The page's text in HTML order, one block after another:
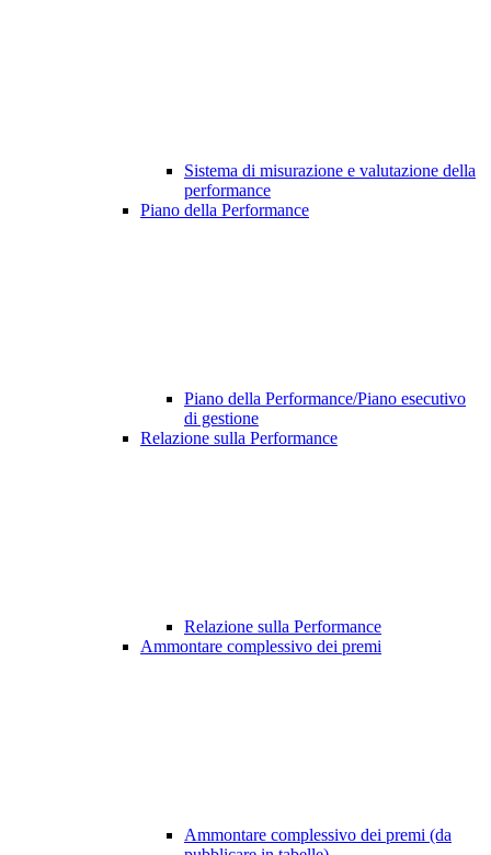
Sistema di misurazione e valutazione della
performance
Piano della Performance
Piano della Performance/Piano esecutivo
di gestione
Relazione sulla Performance
Relazione sulla Performance
Ammontare complessivo dei premi
Ammontare complessivo dei premi (da